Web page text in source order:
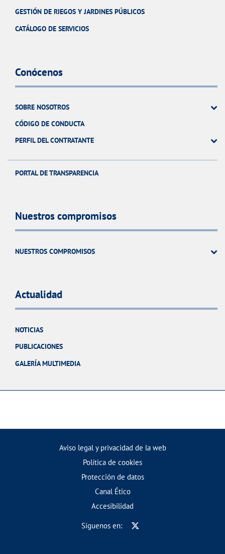
GESTIÓN DE RIEGOS Y JARDINES PÚBLICOS
CATÁLOGO DE SERVICIOS
Conócenos
SOBRE NOSOTROS
CÓDIGO DE CONDUCTA
PERFIL DEL CONTRATANTE
PORTAL DE TRANSPARENCIA
Nuestros compromisos
NUESTROS COMPROMISOS
Actualidad
NOTICIAS
PUBLICACIONES
GALERÍA MULTIMEDIA
Aviso legal y privacidad de la web
Política de cookies
Protección de datos
Canal Ético
Accesibilidad
Síguenos en: